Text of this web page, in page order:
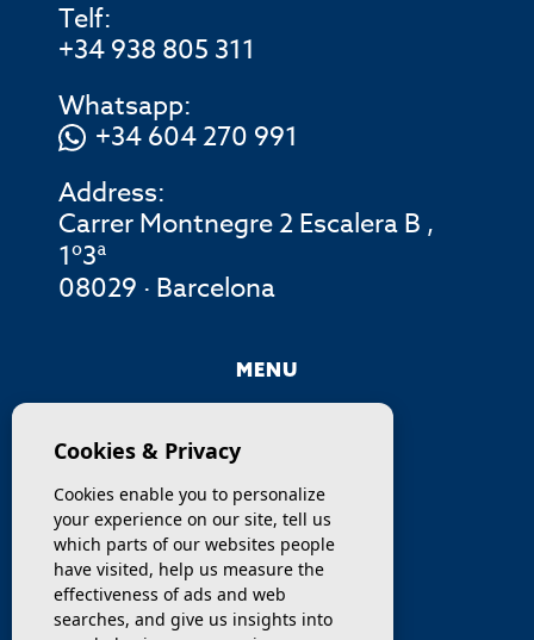
Telf:
+34 938 805 311
Whatsapp:
+34 604 270 991
Address:
Carrer Montnegre 2 Escalera B ,
1º3ª
08029 · Barcelona
MENU
PROPERTIES
SERVICES
SELL / TRANSFER
Cookies & Privacy
Cookies enable you to personalize
your experience on our site, tell us
which parts of our websites people
have visited, help us measure the
effectiveness of ads and web
searches, and give us insights into